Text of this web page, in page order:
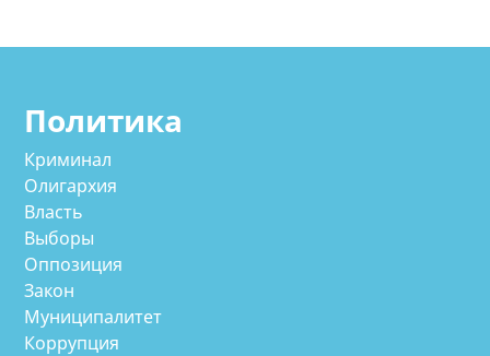
Политика
Криминал
Олигархия
Власть
Выборы
Оппозиция
Закон
Муниципалитет
Коррупция